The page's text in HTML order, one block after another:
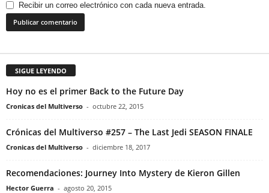
Recibir un correo electrónico con cada nueva entrada.
SIGUE LEYENDO
Hoy no es el primer Back to the Future Day
Cronicas del Multiverso - octubre 22, 2015
Crónicas del Multiverso #257 – The Last Jedi SEASON FINALE
Cronicas del Multiverso - diciembre 18, 2017
Recomendaciones: Journey Into Mystery de Kieron Gillen
Hector Guerra - agosto 20, 2015